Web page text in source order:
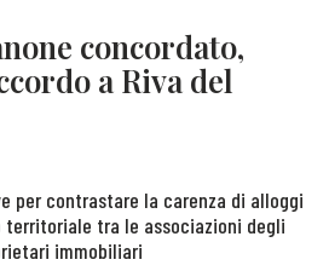
concordato,
a Riva del
per contrastare la carenza di alloggi
tra le associazioni degli
immobiliari